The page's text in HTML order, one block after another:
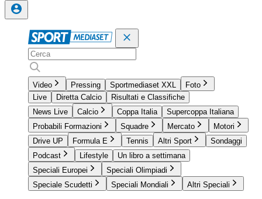
Video Pressing Sportmediaset XXL
Foto
Live
Diretta Calcio
Risultati e Classifiche
News Live
Calcio Coppa Italia
Supercoppa Italiana
Probabili Formazioni
Squadre Mercato
Motori
Drive UP
Formula E Tennis Altri Sport
Sondaggi
Podcast
Lifestyle
Un libro a settimana
Speciali Europei
Speciali Olimpiadi
Speciale Scudetti
Speciali Mondiali Altri Speciali